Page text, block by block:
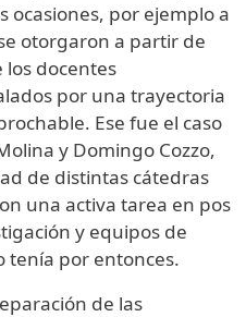
ocasiones, por ejemplo a
otorgaron a partir de
los docentes
por una trayectoria
Ese fue el caso
y Domingo Cozzo,
de distintas cátedras
una activa tarea en pos
y equipos de
tenía por entonces.
de las